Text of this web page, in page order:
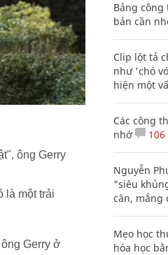
ông Gerry
là một trải
Gerry ở
Bảng
bản cần
Clip lột tả
như 'chó
hiện một
Các công
nhớ
106
Nguyễn
"siêu
cân, mắng
Mẹo học
hóa học